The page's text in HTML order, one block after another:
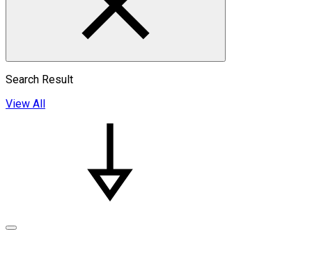
Search Result
View All